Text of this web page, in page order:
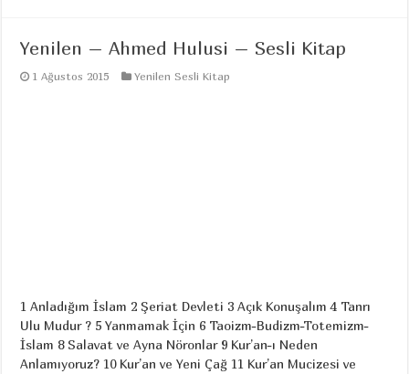
Yenilen – Ahmed Hulusi – Sesli Kitap
1 Ağustos 2015 Yenilen Sesli Kitap
1 Anladığım İslam 2 Şeriat Devleti 3 Açık Konuşalım 4 Tanrı
Ulu Mudur ? 5 Yanmamak İçin 6 Taoizm-Budizm-Totemizm-
İslam 8 Salavat ve Ayna Nöronlar 9 Kur’an-ı Neden
Anlamıyoruz? 10 Kur’an ve Yeni Çağ 11 Kur’an Mucizesi ve